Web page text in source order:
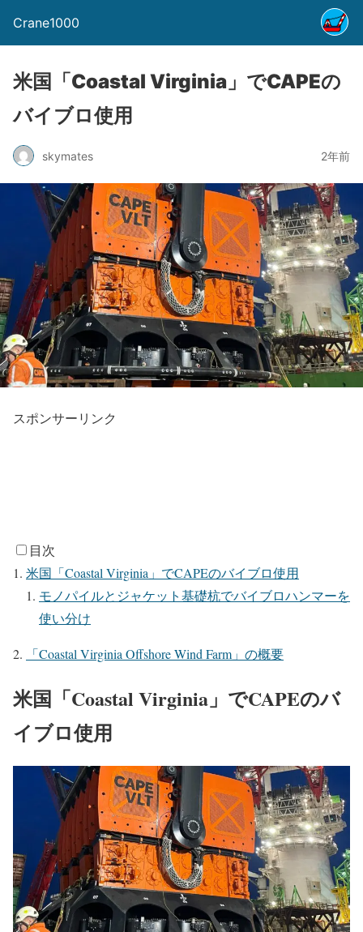
Crane1000
米国「Coastal Virginia」でCAPEの
バイブロ使用
skymates 2年前
スポンサーリンク
目次
米国「Coastal Virginia」でCAPEのバイブロ使用
モノパイルとジャケット基礎杭でバイブロハンマーを
使い分け
「Coastal Virginia Offshore Wind Farm」の概要
米国「Coastal Virginia」でCAPEのバ
イブロ使用